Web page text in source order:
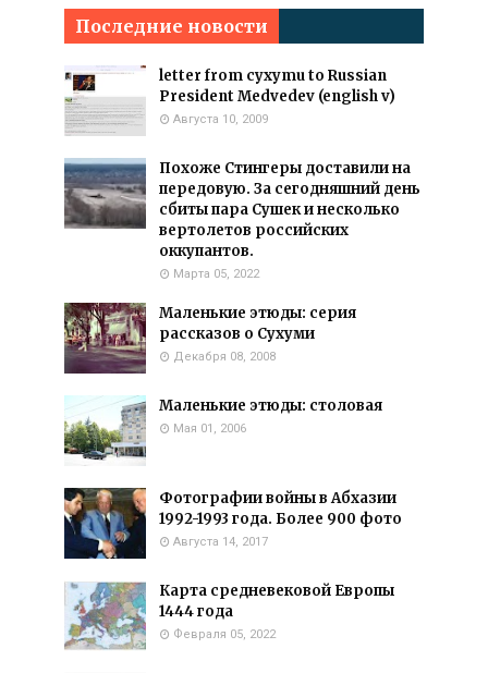
Последние новости
letter from cyxymu to Russian
President Medvedev (english v)
Августа 10, 2009
Похоже Стингеры доставили на
передовую. За сегодняшний день
сбиты пара Сушек и несколько
вертолетов российских
оккупантов.
Марта 05, 2022
Маленькие этюды: серия
рассказов о Сухуми
Декабря 08, 2008
Маленькие этюды: столовая
Мая 01, 2006
Фотографии войны в Абхазии
1992-1993 года. Более 900 фото
Августа 14, 2017
Карта средневековой Европы
1444 года
Февраля 05, 2022